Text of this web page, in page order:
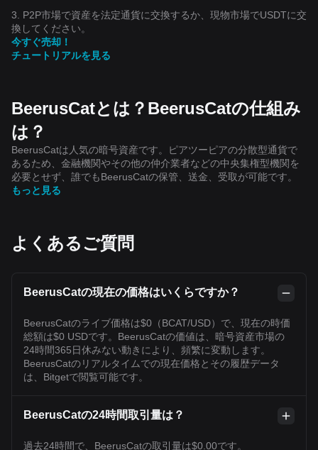
3. P2P市場で資産を法定通貨に交換するか、現物市場でUSDTに交
換してください。
今すぐ売却！
チュートリアルを見る
BeerusCatとは？BeerusCatの仕組み
は？
BeerusCatは人気の暗号資産です。ピアツーピアの分散型通貨で
あるため、金融機関やその他の仲介業者などの中央集権型機関を
必要とせず、誰でもBeerusCatの保管、送金、受取が可能です。
もっと見る
よくあるご質問
BeerusCatの現在の価格はいくらですか？
BeerusCatのライブ価格は$0（BCAT/USD）で、現在の時価
総額は$0 USDです。BeerusCatの価値は、暗号資産市場の
24時間365日休みない動きにより、頻繁に変動します。
BeerusCatのリアルタイムでの現在価格とその履歴データ
は、Bitgetで閲覧可能です。
BeerusCatの24時間取引量は？
過去24時間で、BeerusCatの取引量は$0.00です。